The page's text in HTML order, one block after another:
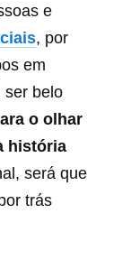
e
, por
em
ser belo
o olhar
história
será que
trás